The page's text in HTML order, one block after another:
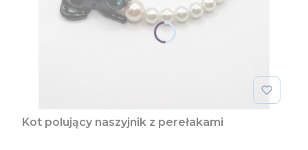
Kot polujący naszyjnik z perełakami